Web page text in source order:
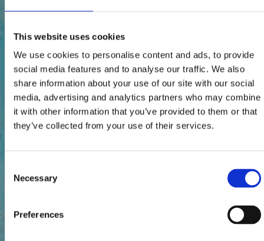
This website uses cookies
We use cookies to personalise content and ads, to provide
social media features and to analyse our traffic. We also
share information about your use of our site with our social
media, advertising and analytics partners who may combine
it with other information that you’ve provided to them or that
they’ve collected from your use of their services.
Selection
Necessary
Preferences